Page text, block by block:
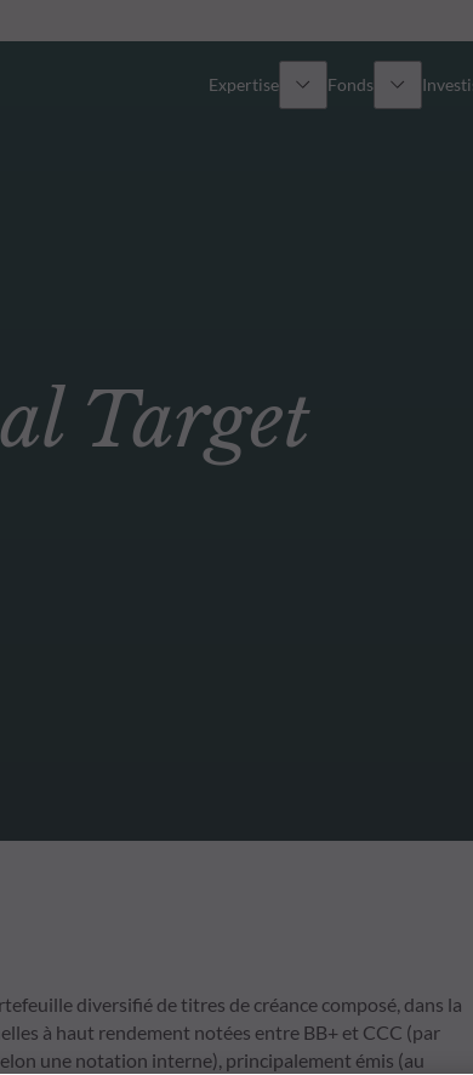
Expertise
ETF actifs
Fonds
Target
diversifié de titres de créance composé, dans la
à haut rendement notées entre BB+ et CCC (par
une notation interne), principalement émis (au